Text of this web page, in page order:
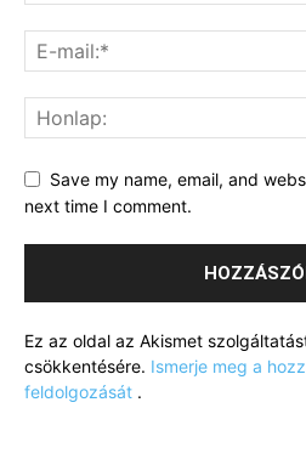
Save my name, email, and
next time I comment.
Ez az oldal az Akismet
csökkentésére. Ismerje meg a
feldolgozását .